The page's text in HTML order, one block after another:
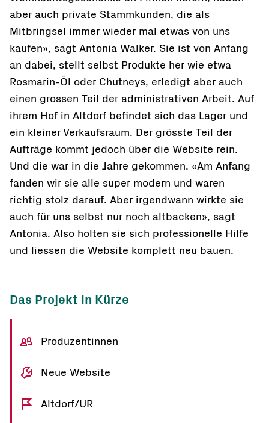
aber auch private Stammkunden, die als
Mitbringsel immer wieder mal etwas von uns
kaufen», sagt Antonia Walker. Sie ist von Anfang
an dabei, stellt selbst Produkte her wie etwa
Rosmarin-Öl oder Chutneys, erledigt aber auch
einen grossen Teil der administrativen Arbeit. Auf
ihrem Hof in Altdorf befindet sich das Lager und
ein kleiner Verkaufsraum. Der grösste Teil der
Aufträge kommt jedoch über die Website rein.
Und die war in die Jahre gekommen. «Am Anfang
fanden wir sie alle super modern und waren
richtig stolz darauf. Aber irgendwann wirkte sie
auch für uns selbst nur noch altbacken», sagt
Antonia. Also holten sie sich professionelle Hilfe
und liessen die Website komplett neu bauen.
Das Projekt in Kürze
Produzentinnen
Neue Website
Altdorf/UR